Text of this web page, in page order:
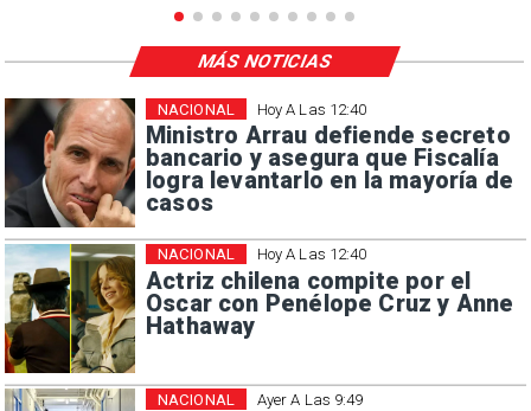
Hoy A Las 12:40
Ministro Arrau defiende secreto
bancario y asegura que Fiscalía
logra levantarlo en la mayoría de
casos
NACIONAL
Hoy A Las 12:40
Actriz chilena compite por el
Oscar con Penélope Cruz y Anne
Hathaway
NACIONAL
Ayer A Las 9:49
NACIONAL
MÁS NOTICIAS